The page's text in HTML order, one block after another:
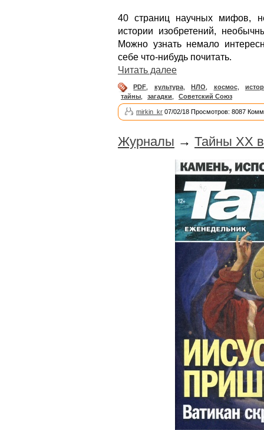
40 страниц научных мифов,
истории изобретений,
Можно узнать немало
себе что-нибудь почитать.
Читать далее
PDF культура, НЛО космос,
тайны
загадки Советский Союз
mirkin_kr 07/02/18 Просмотров: 8087
Журналы → Тайны ХХ